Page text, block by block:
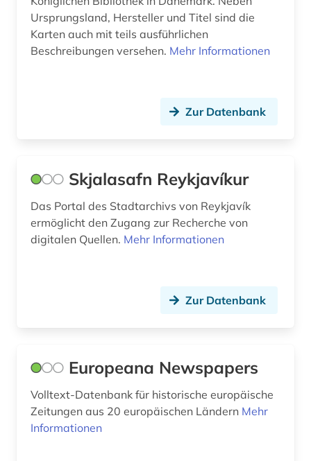
metrik (1)
mittelalter (1)
norwegisch (2)
nynorsk (1)
polnisch (2)
privatarchiv (1)
s&ouml (1)
Montenegro (1)
Niederlande (2)
Osmanisches Reich (1)
Polen (2)
Portugal (1)
Rheinland-Pfalz (1)
Ursprungsland, Hersteller und Titel sind die
Karten auch mit teils ausführlichen
Beschreibungen versehen. Mehr Informationen
Zur Datenbank
Skjalasafn Reykjavíkur
Das Portal des Stadtarchivs von Reykjavík
ermöglicht den Zugang zur Recherche von
digitalen Quellen. Mehr Informationen
Zur Datenbank
Europeana Newspapers
Volltext-Datenbank für historische europäische
Zeitungen aus 20 europäischen Ländern Mehr
Informationen